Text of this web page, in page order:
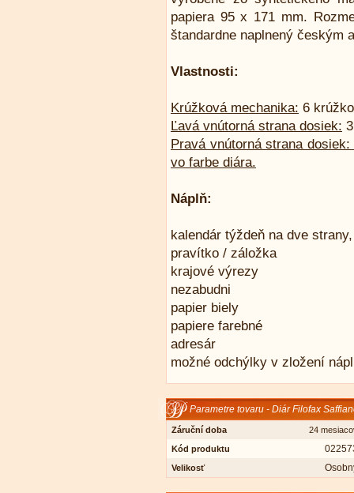
papiera 95 x 171 mm.
štandardne naplnený českým
Vlastnosti:
Krúžková mechanika: 6
Ľavá vnútorná strana dosiek:
Pravá vnútorná strana
vo farbe diára.
Náplň:
kalendár týždeň na dve
pravítko / záložka
krajové výrezy
nezabudni
papier biely
papiere farebné
adresár
možné odchýlky v zložení
Parametre tovaru - Diár Filofax
Záruční doba
24
Kód produktu
Velikosť